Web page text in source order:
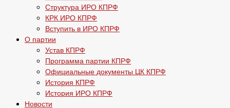
Структура ИРО КПРФ
КРК ИРО КПРФ
Вступить в ИРО КПРФ
О партии
Устав КПРФ
Программа партии КПРФ
Официальные документы ЦК КПРФ
История КПРФ
История ИРО КПРФ
Новости